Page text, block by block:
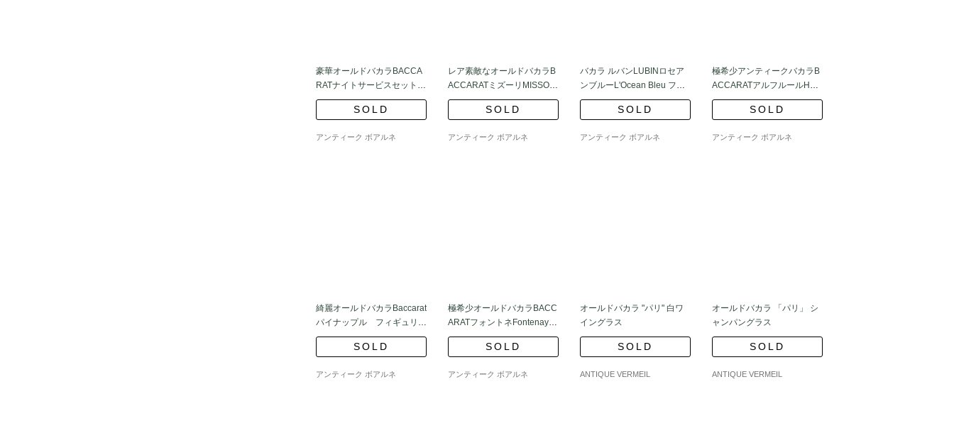
豪華オールドバカラBACCA
RATナイトサービスセット
(ジャポニズム) 日本様式
SOLD
アンティーク ボアルネ
レア素敵なオールドバカラB
ACCARATミズーリMISSOU
RIピッチャー水差し
SOLD
アンティーク ボアルネ
バカラ ルバンLUBINロセア
ンブルーL'Ocean Bleu フラ
コーン レア
SOLD
アンティーク ボアルネ
極希少アンティークバカラB
ACCARATアルフルールHarfl
eurゴブレット
SOLD
アンティーク ボアルネ
綺麗オールドバカラBaccarat
パイナップル フィギュリン
★珍しいバカラ作品
SOLD
アンティーク ボアルネ
極希少オールドバカラBACC
ARATフォントネFontenay花
瓶クリスタル特大
SOLD
アンティーク ボアルネ
オールドバカラ "パリ" 白ワ
イングラス
SOLD
ANTIQUE VERMEIL
オールドバカラ 「パリ」 シ
ャンパングラス
SOLD
ANTIQUE VERMEIL